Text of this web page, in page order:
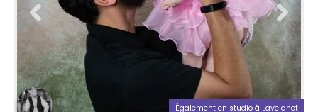
Également en studio à Lavelanet